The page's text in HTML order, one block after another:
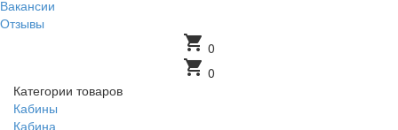
Вакансии
Отзывы
shopping_cart 0
shopping_cart 0
Категории товаров
Кабины
Кабина